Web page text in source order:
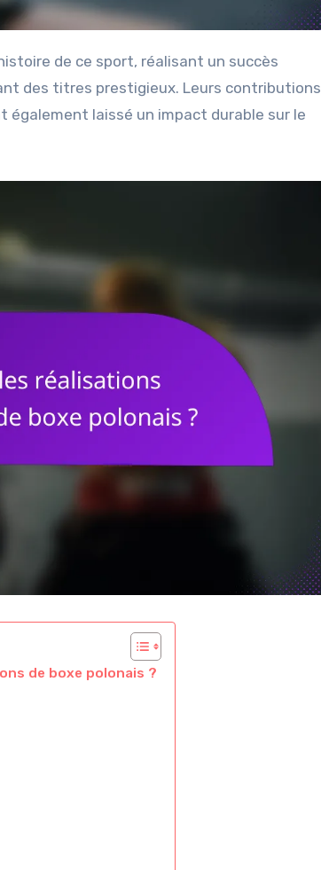
des titres prestigieux. Leurs contributions
également laissé un impact durable sur le
de boxe polonais ?